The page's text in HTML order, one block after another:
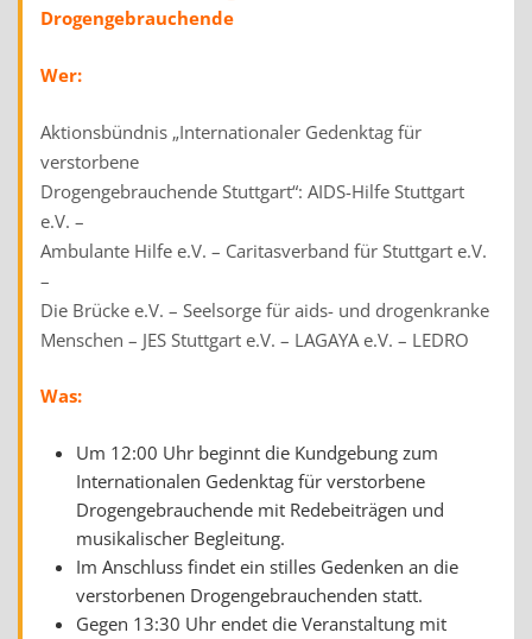
Drogengebrauchende
Wer:
Aktionsbündnis „Internationaler Gedenktag für
verstorbene
Drogengebrauchende Stuttgart“: AIDS-Hilfe Stuttgart
e.V. –
Ambulante Hilfe e.V. – Caritasverband für Stuttgart e.V.
–
Die Brücke e.V. – Seelsorge für aids- und drogenkranke
Menschen – JES Stuttgart e.V. – LAGAYA e.V. – LEDRO
Was:
Um 12:00 Uhr beginnt die Kundgebung zum
Internationalen Gedenktag für verstorbene
Drogengebrauchende mit Redebeiträgen und
musikalischer Begleitung.
Im Anschluss findet ein stilles Gedenken an die
verstorbenen Drogengebrauchenden statt.
Gegen 13:30 Uhr endet die Veranstaltung mit